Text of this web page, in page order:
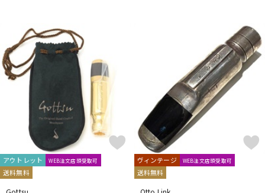
アウトレット WEB注文店頭受取可
送料無料
ヴィンテージ WEB注文店頭受取可
送料無料